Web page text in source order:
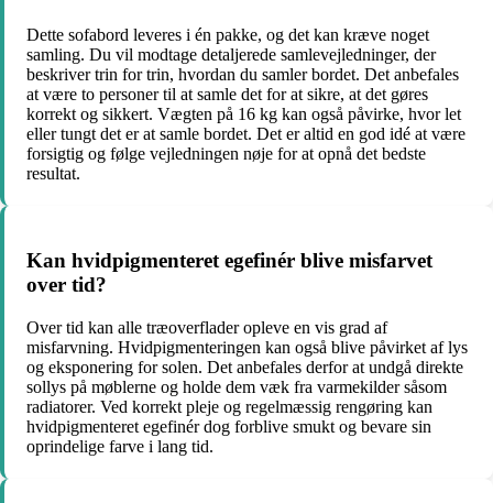
Dette sofabord leveres i én pakke, og det kan kræve noget
samling. Du vil modtage detaljerede samlevejledninger, der
beskriver trin for trin, hvordan du samler bordet. Det anbefales
at være to personer til at samle det for at sikre, at det gøres
korrekt og sikkert. Vægten på 16 kg kan også påvirke, hvor let
eller tungt det er at samle bordet. Det er altid en god idé at være
forsigtig og følge vejledningen nøje for at opnå det bedste
resultat.
Kan hvidpigmenteret egefinér blive misfarvet
over tid?
Over tid kan alle træoverflader opleve en vis grad af
misfarvning. Hvidpigmenteringen kan også blive påvirket af lys
og eksponering for solen. Det anbefales derfor at undgå direkte
sollys på møblerne og holde dem væk fra varmekilder såsom
radiatorer. Ved korrekt pleje og regelmæssig rengøring kan
hvidpigmenteret egefinér dog forblive smukt og bevare sin
oprindelige farve i lang tid.